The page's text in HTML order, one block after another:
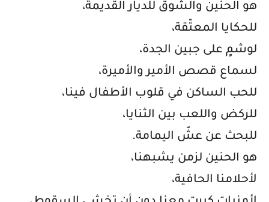
هو الحنين والشوق للديار القديمة،
للحكايا المعتّقة،
لوشمٍ على جبين الجدة،
لسماع قصص الأمير والأميرة،
للحب الساكن في قلوب الأطفال فينا،
للركض واللعب بين الثنايا،
للبحث عن عشّ اليمامة.
هو الحنين لزمن يشبهنا،
لأحلامنا الحافية،